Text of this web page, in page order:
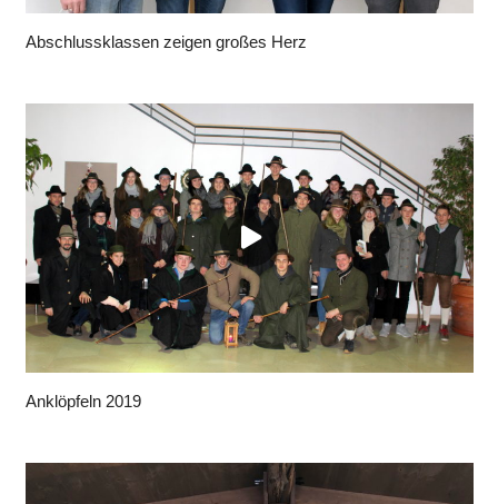
Abschlussklassen zeigen großes Herz
Anklöpfeln 2019